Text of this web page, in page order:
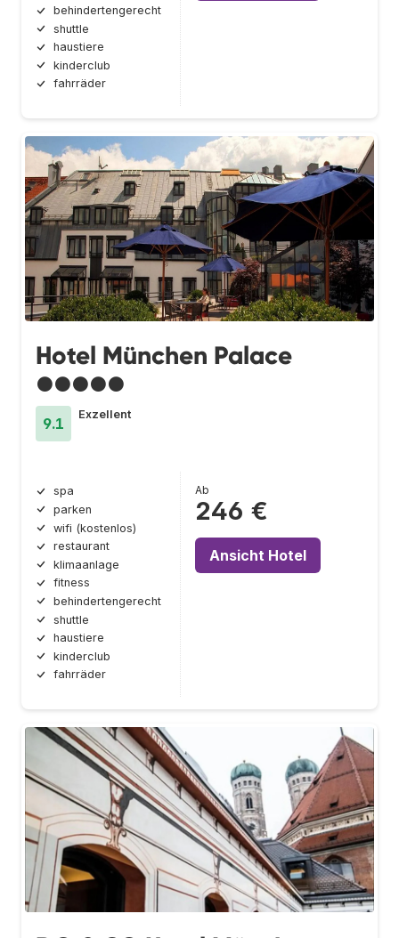
behindertengerecht
shuttle
haustiere
kinderclub
fahrräder
Hotel München Palace
●●●●●
9.1
Exzellent
spa
parken
wifi (kostenlos)
restaurant
klimaanlage
fitness
behindertengerecht
shuttle
haustiere
kinderclub
fahrräder
Ab
246 €
Ansicht Hotel